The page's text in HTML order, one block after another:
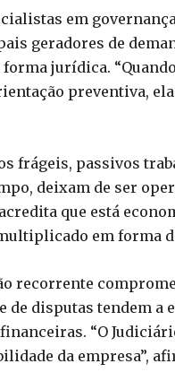
em
geradores de
jurídica.
preventiva,
frágeis, passivos
deixam de ser
que está
em forma
recorrente
disputas tendem
“O
da empresa”,